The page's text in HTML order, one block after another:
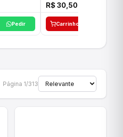
Pedir
R$ 30,50
Carrinho
Página 1/313